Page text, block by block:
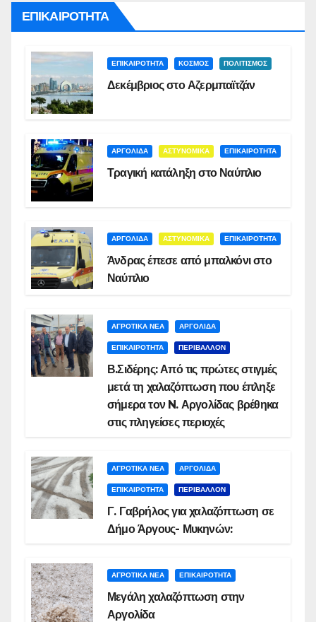
ΕΠΙΚΑΙΡΟΤΗΤΑ
ΕΠΙΚΑΙΡΟΤΗΤΑ ΚΟΣΜΟΣ ΠΟΛΙΤΙΣΜΟΣ
Δεκέμβριος στο Αζερμπαϊτζάν
ΑΡΓΟΛΙΔΑ ΑΣΤΥΝΟΜΙΚΑ ΕΠΙΚΑΙΡΟΤΗΤΑ
Τραγική κατάληξη στο Ναύπλιο
ΑΡΓΟΛΙΔΑ ΑΣΤΥΝΟΜΙΚΑ ΕΠΙΚΑΙΡΟΤΗΤΑ
Άνδρας έπεσε από μπαλκόνι στο
Ναύπλιο
ΑΓΡΟΤΙΚΑ ΝΕΑ ΑΡΓΟΛΙΔΑ
ΕΠΙΚΑΙΡΟΤΗΤΑ ΠΕΡΙΒΑΛΛΟΝ
Β.Σιδέρης: Από τις πρώτες στιγμές
μετά τη χαλαζόπτωση που έπληξε
σήμερα τον N. Αργολίδας βρέθηκα
στις πληγείσες περιοχές
ΑΓΡΟΤΙΚΑ ΝΕΑ ΑΡΓΟΛΙΔΑ
ΕΠΙΚΑΙΡΟΤΗΤΑ ΠΕΡΙΒΑΛΛΟΝ
Γ. Γαβρήλος για χαλαζόπτωση σε
Δήμο Άργους- Μυκηνών:
ΑΓΡΟΤΙΚΑ ΝΕΑ ΕΠΙΚΑΙΡΟΤΗΤΑ
Μεγάλη χαλαζόπτωση στην
Αργολίδα